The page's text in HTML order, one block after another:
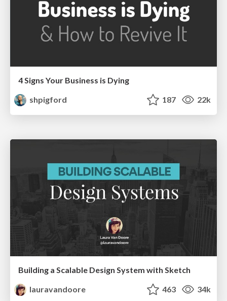
4 Signs Your Business is Dying
shpigford
187 22k
Building a Scalable Design System with Sketch
lauravandoore
463 34k